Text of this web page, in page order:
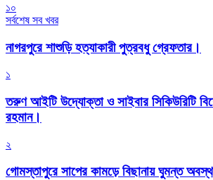
১০
সর্বশেষ সব খবর
নাগরপুরে শাশুড়ি হত্যাকারী পুত্রবধু গ্রেফতার।
১
তরুণ আইটি উদ্যোক্তা ও সাইবার সিকিউরিটি
রহমান।
২
গোমস্তাপুরে সাপের কামড়ে বিছানায় ঘুমন্ত